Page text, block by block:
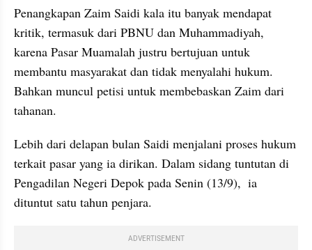
Penangkapan Zaim Saidi kala itu banyak mendapat
kritik, termasuk dari PBNU dan Muhammadiyah,
karena Pasar Muamalah justru bertujuan untuk
membantu masyarakat dan tidak menyalahi hukum.
Bahkan muncul petisi untuk membebaskan Zaim dari
tahanan.
Lebih dari delapan bulan Saidi menjalani proses hukum
terkait pasar yang ia dirikan. Dalam sidang tuntutan di
Pengadilan Negeri Depok pada Senin (13/9),  ia
dituntut satu tahun penjara.
ADVERTISEMENT